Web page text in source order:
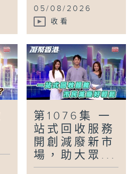
05/08/2026
收看
第1076集 一
站式回收服務
開創減廢新市
場，助大眾...